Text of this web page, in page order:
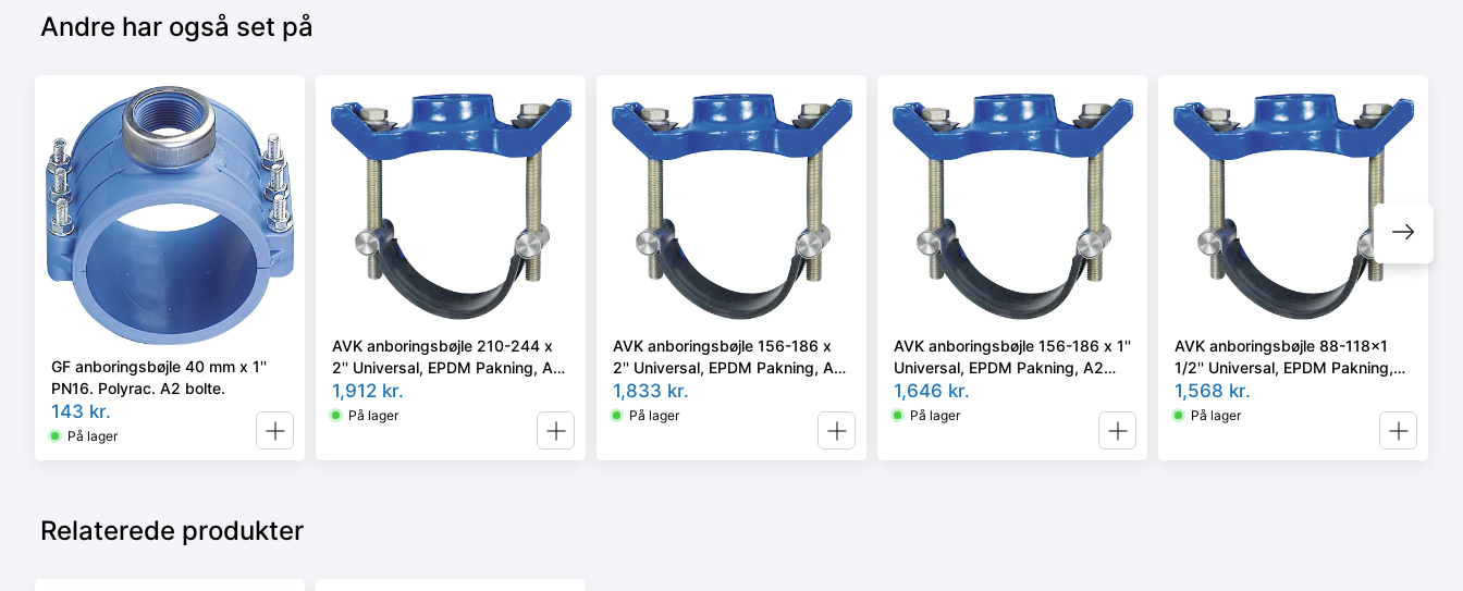
Andre har også set på
GF anboringsbøjle 40 mm x 1''
PN16. Polyrac. A2 bolte.
143 kr.
På lager
AVK anboringsbøjle 210-244 x
2'' Universal, EPDM Pakning, A2
bolte.
1,912 kr.
På lager
AVK anboringsbøjle 156-186 x
2'' Universal, EPDM Pakning, A2
bolte.
1,833 kr.
På lager
AVK anboringsbøjle 156-186 x 1''
Universal, EPDM Pakning, A2
bolte.
1,646 kr.
På lager
AVK anboringsbøjle 88-118x1
1/2'' Universal, EPDM Pakning,
A2 bolte.
1,568 kr.
På lager
Relaterede produkter